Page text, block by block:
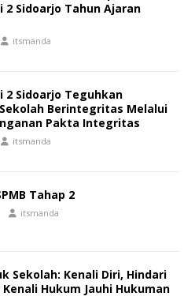
2 Sidoarjo Tahun Ajaran
itsmanda
2 Sidoarjo Teguhkan
Berintegritas Melalui
Pakta Integritas
itsmanda
Tahap 2
itsmanda
Sekolah: Kenali Diri, Hindari
Hukum Jauhi Hukuman